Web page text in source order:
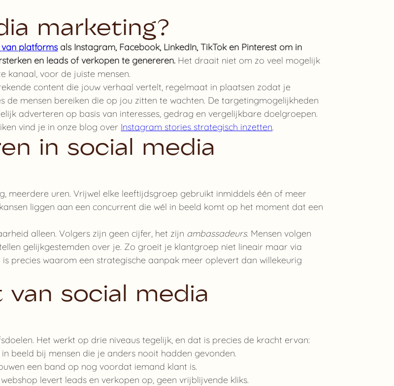
marketing?
platformsals Instagram, Facebook, LinkedIn, TikTok en Pinterest om in
en leads of verkopen te genereren. Het draait niet om zo veel mogelijk
kanaal, voor de juiste mensen.
content die jouw verhaal vertelt, regelmaat in plaatsen zodat je
de mensen bereiken die op jou zitten te wachten. De targetingmogelijkheden
adverteren op basis van interesses, gedrag en vergelijkbare doelgroepen.
vind je in onze blog over Instagram stories strategisch inzetten.
in social media
meerdere uren. Vrijwel elke leeftijdsgroep gebruikt inmiddels één of meer
liggen aan een concurrent die wél in beeld komt op het moment dat een
alleen. Volgers zijn geen cijfer, het zijn ambassadeurs. Mensen volgen
gelijkgestemden over je. Zo groeit je klantgroep niet lineair maar via
precies waarom een strategische aanpak meer oplevert dan willekeurig
social media
Het werkt op drie niveaus tegelijk, en dat is precies de kracht ervan:
beeld bij mensen die je anders nooit hadden gevonden.
een band op nog voordat iemand klant is.
levert leads en verkopen op, geen vrijblijvende kliks.